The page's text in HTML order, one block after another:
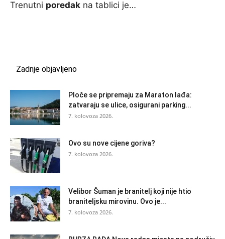
Trenutni poredak na tablici je…
Zadnje objavljeno
Ploče se pripremaju za Maraton lađa:
zatvaraju se ulice, osigurani parking...
7. kolovoza 2026.
Ovo su nove cijene goriva?
7. kolovoza 2026.
Velibor Šuman je branitelj koji nije htio
braniteljsku mirovinu. Ovo je...
7. kolovoza 2026.